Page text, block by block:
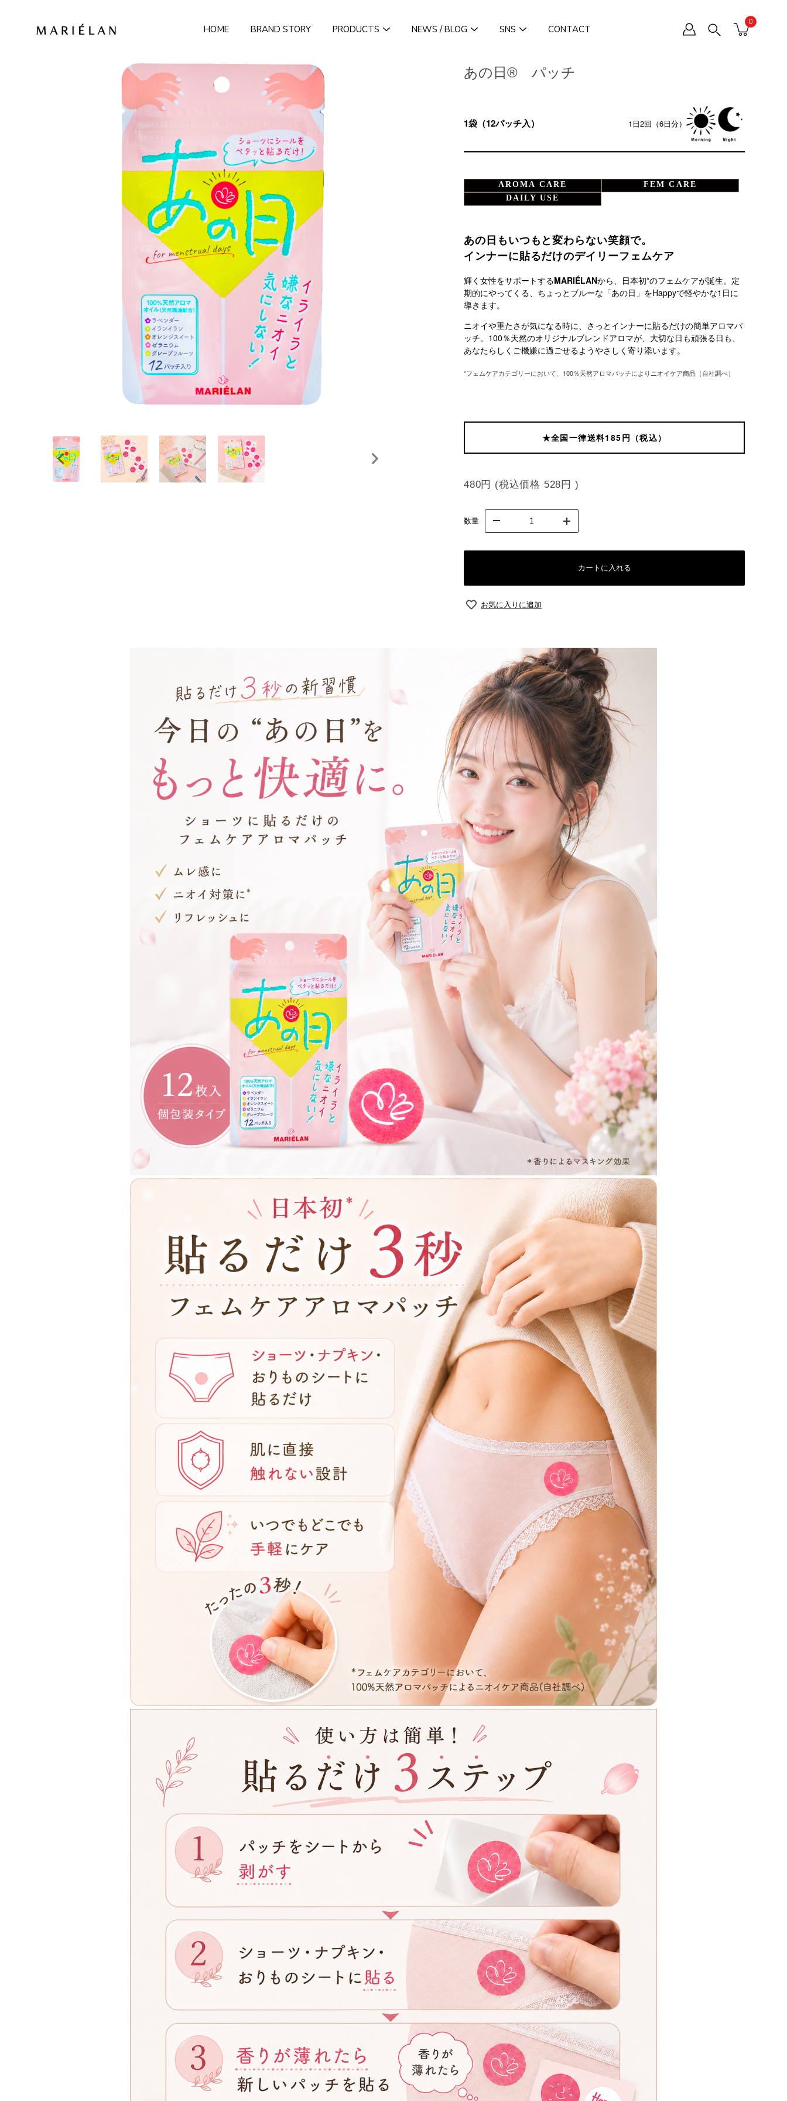
HOME BRAND STORY PRODUCTS NEWS / BLOG SNS CONTACT
0
あの日® パッチ
1袋（12パッチ入） 1日2回（6日分）
AROMA CARE
FEM CARE
DAILY USE
あの日もいつもと変わらない笑顔で。
インナーに貼るだけのデイリーフェムケア
輝く女性をサポートするMARIÉLANから、日本初*のフェムケアが誕生。定
期的にやってくる、ちょっとブルーな「あの日」をHappyで軽やかな1日に
導きます。
ニオイや重たさが気になる時に、さっとインナーに貼るだけの簡単アロマパ
ッチ。100％天然のオリジナルブレンドアロマが、大切な日も頑張る日も、
あなたらしくご機嫌に過ごせるようやさしく寄り添います。
*フェムケアカテゴリーにおいて、100％天然アロマパッチによりニオイケア商品（自社調べ）
★全国一律送料185円（税込）
480円 (税込価格 528円 )
数量
カートに入れる
お気に入りに追加